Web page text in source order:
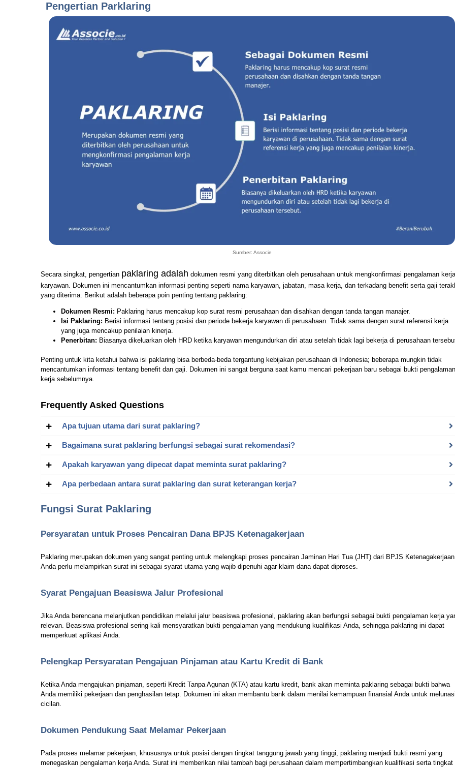
Secara singkat, pengertian paklaring adalah dokumen resmi yang diterbitkan oleh perusahaan untuk mengkonfirmasi pengalaman kerja
karyawan. Dokumen ini mencantumkan informasi penting seperti nama karyawan, jabatan, masa kerja, dan terkadang benefit serta gaji
yang diterima. Berikut adalah beberapa poin penting tentang paklaring:
Dokumen Resmi: Paklaring harus mencakup kop surat resmi perusahaan dan disahkan dengan tanda tangan manajer.
Isi Paklaring: Berisi informasi tentang posisi dan periode bekerja karyawan di perusahaan. Tidak sama dengan surat referensi kerja
yang juga mencakup penilaian kinerja.
Penerbitan: Biasanya dikeluarkan oleh HRD ketika karyawan mengundurkan diri atau setelah tidak lagi bekerja di perusahaan
Penting untuk kita ketahui bahwa isi paklaring bisa berbeda-beda tergantung kebijakan perusahaan di Indonesia; beberapa mungkin tidak
mencantumkan informasi tentang benefit dan gaji. Dokumen ini sangat berguna saat kamu mencari pekerjaan baru sebagai bukti pengalaman
kerja sebelumnya.
Pengertian Parklaring
Sumber: Associe
Frequently Asked Questions
Apa tujuan utama dari surat paklaring?
Bagaimana surat paklaring berfungsi sebagai surat rekomendasi?
Apakah karyawan yang dipecat dapat meminta surat paklaring?
Apa perbedaan antara surat paklaring dan surat keterangan kerja?
Fungsi Surat Paklaring
Persyaratan untuk Proses Pencairan Dana BPJS Ketenagakerjaan
Paklaring merupakan dokumen yang sangat penting untuk melengkapi proses pencairan Jaminan Hari Tua (JHT) dari BPJS
Anda perlu melampirkan surat ini sebagai syarat utama yang wajib dipenuhi agar klaim dana dapat diproses.
Syarat Pengajuan Beasiswa Jalur Profesional
Jika Anda berencana melanjutkan pendidikan melalui jalur beasiswa profesional, paklaring akan berfungsi sebagai bukti pengalaman kerja
relevan. Beasiswa profesional sering kali mensyaratkan bukti pengalaman yang mendukung kualifikasi Anda, sehingga paklaring ini dapat
memperkuat aplikasi Anda.
Pelengkap Persyaratan Pengajuan Pinjaman atau Kartu Kredit di Bank
Ketika Anda mengajukan pinjaman, seperti Kredit Tanpa Agunan (KTA) atau kartu kredit, bank akan meminta paklaring sebagai bukti bahwa
Anda memiliki pekerjaan dan penghasilan tetap. Dokumen ini akan membantu bank dalam menilai kemampuan finansial Anda untuk
cicilan.
Dokumen Pendukung Saat Melamar Pekerjaan
Pada proses melamar pekerjaan, khususnya untuk posisi dengan tingkat tanggung jawab yang tinggi, paklaring menjadi bukti resmi yang
menegaskan pengalaman kerja Anda. Surat ini memberikan nilai tambah bagi perusahaan dalam mempertimbangkan kualifikasi serta tingkat